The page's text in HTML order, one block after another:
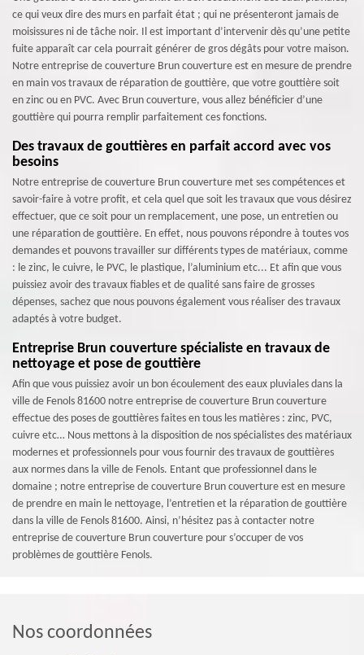
ce qui veux dire des murs en parfait état ; qui ne présenteront jamais de
moisissures ni de tâche noir. Il est important d’intervenir dès qu’une petite
fuite apparaît car cela pourrait générer de gros dégâts pour votre maison.
Notre entreprise de couverture Brun couverture est en mesure de prendre
en main vos travaux de réparation de gouttière, que votre gouttière soit
en zinc ou en PVC. Avec Brun couverture, vous allez bénéficier d’une
gouttière qui pourra remplir parfaitement ces fonctions.
Des travaux de gouttières en parfait accord avec vos
besoins
Notre entreprise de couverture Brun couverture met ses compétences et
savoir-faire à votre profit, et cela quel que soit les travaux que vous désirez
effectuer, que ce soit pour un remplacement, une pose, un entretien ou
une réparation de gouttière. En effet, nous pouvons répondre à toutes vos
demandes et pouvons travailler sur différents types de matériaux, comme
: le zinc, le cuivre, le PVC, le plastique, l’aluminium etc... Et afin que vous
puissiez avoir des travaux fiables et de qualité sans faire de grosses
dépenses, sachez que nous pouvons également vous réaliser des travaux
adaptés à votre budget.
Entreprise Brun couverture spécialiste en travaux de
nettoyage et pose de gouttière
Afin que vous puissiez avoir un bon écoulement des eaux pluviales dans la
ville de Fenols 81600 notre entreprise de couverture Brun couverture
effectue des poses de gouttières faites en tous les matières : zinc, PVC,
cuivre etc… Nous mettons à la disposition de nos spécialistes des matériaux
modernes et professionnels pour vous fournir des travaux de gouttières
aux normes dans la ville de Fenols. Entant que professionnel dans le
domaine ; notre entreprise de couverture Brun couverture est en mesure
de prendre en main le nettoyage, l’entretien et la réparation de gouttière
dans la ville de Fenols 81600. Ainsi, n’hésitez pas à contacter notre
entreprise de couverture Brun couverture pour s’occuper de vos
problèmes de gouttière Fenols.
Nos coordonnées